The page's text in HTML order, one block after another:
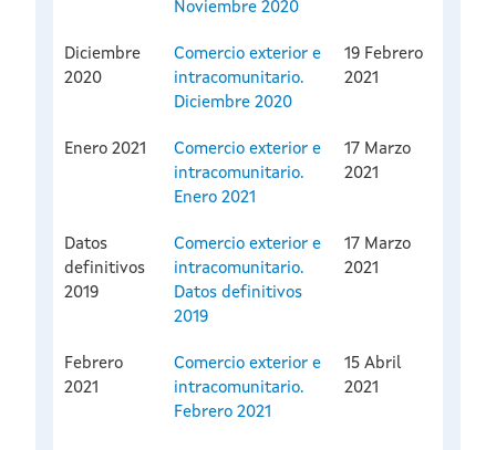
Noviembre 2020
Diciembre
2020
Comercio exterior e
intracomunitario.
Diciembre 2020
19 Febrero
2021
Enero 2021
Comercio exterior e
intracomunitario.
Enero 2021
17 Marzo
2021
Datos
definitivos
2019
Comercio exterior e
intracomunitario.
Datos definitivos
2019
17 Marzo
2021
Febrero
2021
Comercio exterior e
intracomunitario.
Febrero 2021
15 Abril
2021